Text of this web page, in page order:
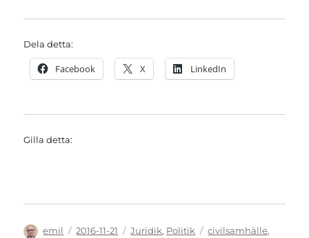
Dela detta:
Facebook X LinkedIn
Gilla detta:
Författare
emil
Publicerat
2016-11-21 Kategorier
Juridik, Politik Etiketter
civilsamhälle,